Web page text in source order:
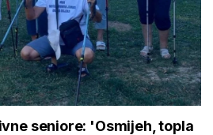
seniore: 'Osmijeh, topla